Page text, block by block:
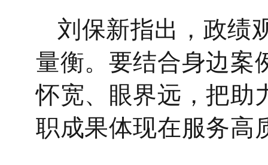
刘保新指出，政绩
量衡。要结合身边案
怀宽、眼界远，把助
职成果体现在服务高